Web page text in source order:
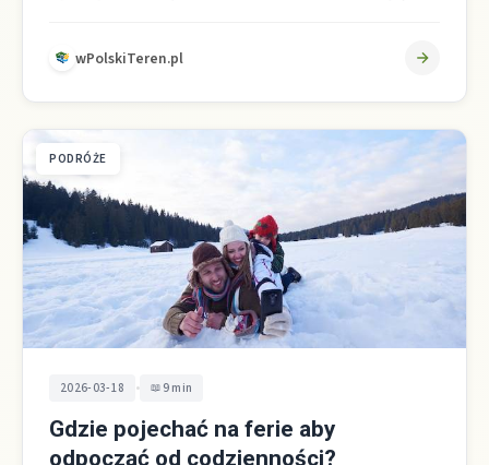
wPolskiTeren.pl
PODRÓŻE
2026-03-18 • 9 min
Gdzie pojechać na ferie aby
odpocząć od codzienności?